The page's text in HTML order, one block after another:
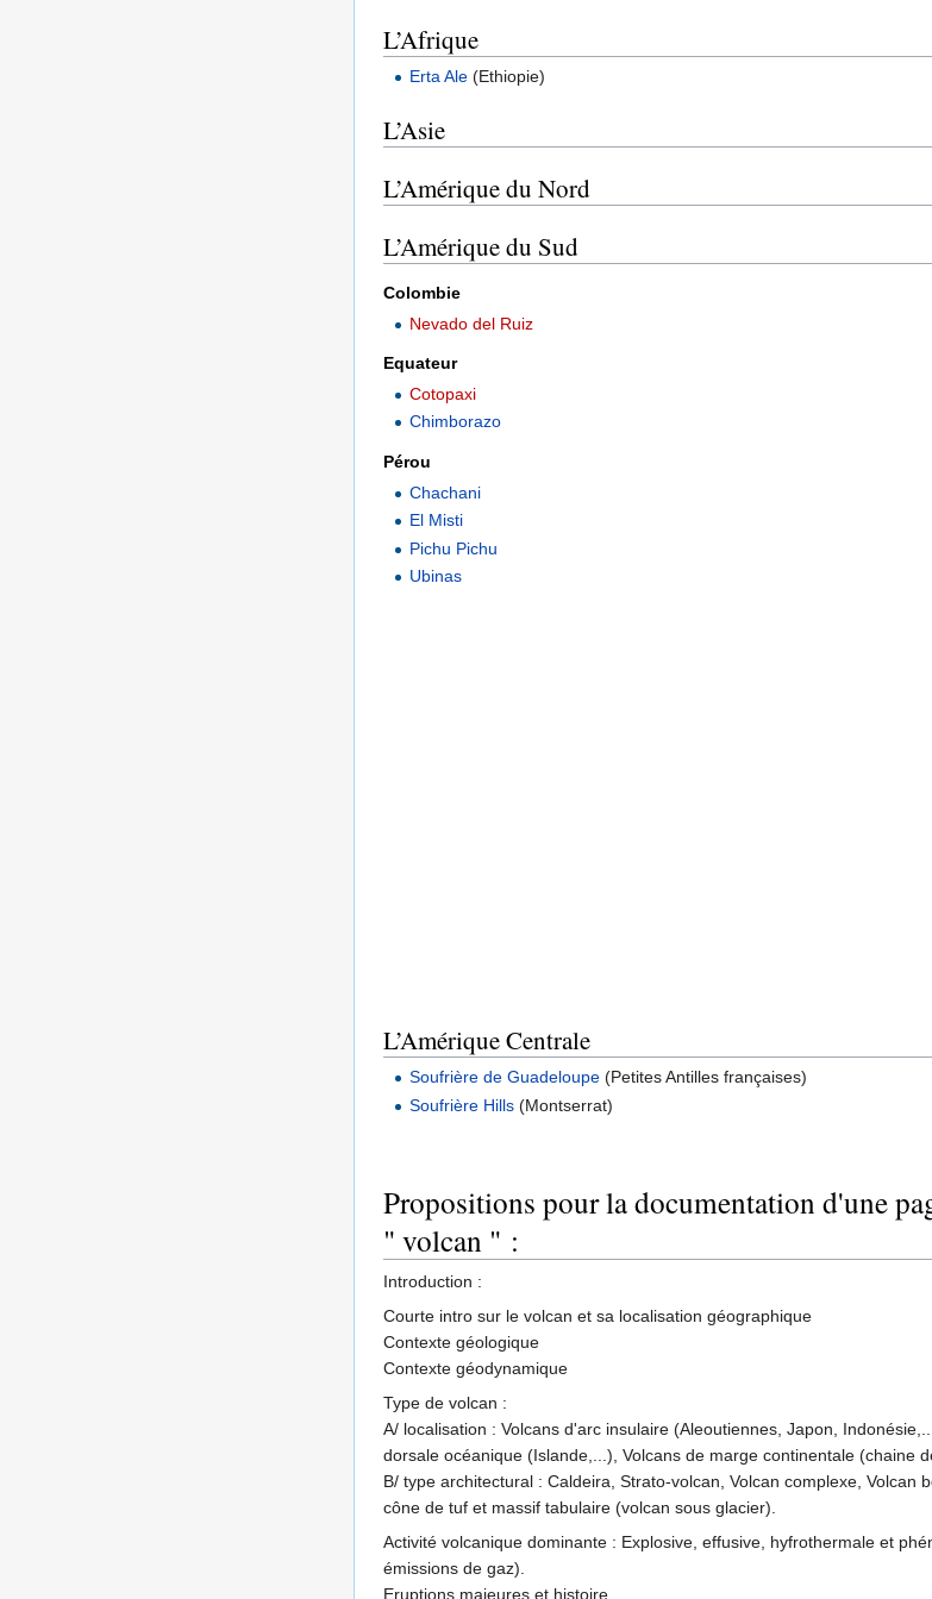
L’Afrique
Erta Ale (Ethiopie)
L’Asie
L’Amérique du Nord
L’Amérique du Sud
Colombie
Nevado del Ruiz
Equateur
Cotopaxi
Chimborazo
Pérou
Chachani
El Misti
Pichu Pichu
Ubinas
L’Amérique Centrale
Soufrière de Guadeloupe (Petites Antilles françaises)
Soufrière Hills (Montserrat)
Propositions pour la documentation d'une
" volcan " :
Introduction :
Courte intro sur le volcan et sa localisation géographique
Contexte géologique
Contexte géodynamique
Type de volcan :
A/ localisation : Volcans d'arc insulaire (Aleoutiennes, Japon,
dorsale océanique (Islande,...), Volcans de marge continentale (chaine
B/ type architectural : Caldeira, Strato-volcan, Volcan complexe, Volcan
cône de tuf et massif tabulaire (volcan sous glacier).
Activité volcanique dominante : Explosive, effusive, hyfrothermale et
émissions de gaz).
Eruptions majeures et histoire